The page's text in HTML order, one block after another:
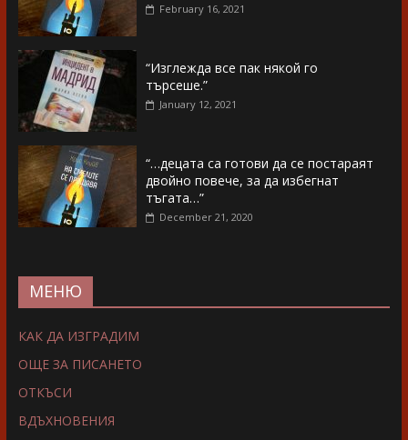
February 16, 2021
“Изглежда все пак някой го
търсеше.”
January 12, 2021
“…децата са готови да се постараят
двойно повече, за да избегнат
тъгата…”
December 21, 2020
МЕНЮ
КАК ДА ИЗГРАДИМ
ОЩЕ ЗА ПИСАНЕТО
ОТКЪСИ
ВДЪХНОВЕНИЯ